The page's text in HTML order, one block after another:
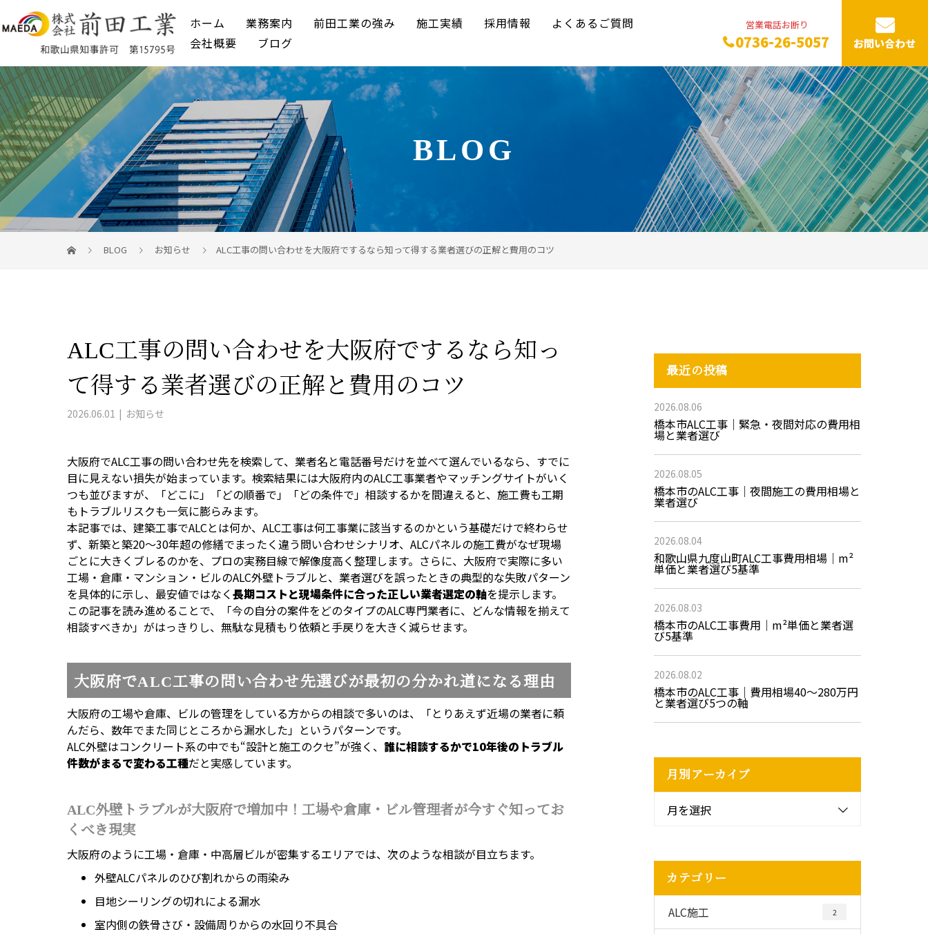
ホーム 業務案内 前田工業の強み 施工実績 採用情報
よくあるご質問
会社概要
ブログ
営業電話お断り
0736-26-5057 お問い合わせ
BLOG
BLOG お知らせ ALC工事の問い合わせを大阪府でするなら知って得する業者選びの正解と費用のコツ
ALC工事の問い合わせを大阪府でするなら知っ
て得する業者選びの正解と費用のコツ
2026.06.01 お知らせ
大阪府でALC工事の問い合わせ先を検索して、業者名と電話番号だけを並べて選んでいるなら、すでに
目に見えない損失が始まっています。検索結果には大阪府内のALC工事業者やマッチングサイトがいく
つも並びますが、「どこに」「どの順番で」「どの条件で」相談するかを間違えると、施工費も工期
もトラブルリスクも一気に膨らみます。
本記事では、建築工事でALCとは何か、ALC工事は何工事業に該当するのかという基礎だけで終わらせ
ず、新築と築20〜30年超の修繕でまったく違う問い合わせシナリオ、ALCパネルの施工費がなぜ現場
ごとに大きくブレるのかを、プロの実務目線で解像度高く整理します。さらに、大阪府で実際に多い
工場・倉庫・マンション・ビルのALC外壁トラブルと、業者選びを誤ったときの典型的な失敗パターン
を具体的に示し、最安値ではなく長期コストと現場条件に合った正しい業者選定の軸を提示します。
この記事を読み進めることで、「今の自分の案件をどのタイプのALC専門業者に、どんな情報を揃えて
相談すべきか」がはっきりし、無駄な見積もり依頼と手戻りを大きく減らせます。
大阪府でALC工事の問い合わせ先選びが最初の分かれ道になる理由
大阪府の工場や倉庫、ビルの管理をしている方からの相談で多いのは、「とりあえず近場の業者に頼
んだら、数年でまた同じところから漏水した」というパターンです。
ALC外壁はコンクリート系の中でも“設計と施工のクセ”が強く、 誰に相談するかで10年後のトラブル
件数がまるで変わる工種だと実感しています。
ALC外壁トラブルが大阪府で増加中！工場や倉庫・ビル管理者が今すぐ知ってお
くべき現実
大阪府のように工場・倉庫・中高層ビルが密集するエリアでは、次のような相談が目立ちます。
外壁ALCパネルのひび割れからの雨染み
目地シーリングの切れによる漏水
室内側の鉄骨さび・設備周りからの水回り不具合
最近の投稿
2026.08.06
橋本市ALC工事｜緊急・夜間対応の費用相
場と業者選び
2026.08.05
橋本市のALC工事｜夜間施工の費用相場と
業者選び
2026.08.04
和歌山県九度山町ALC工事費用相場｜m²
単価と業者選び5基準
2026.08.03
橋本市のALC工事費用｜m²単価と業者選
び5基準
2026.08.02
橋本市のALC工事｜費用相場40〜280万円
と業者選び5つの軸
月別アーカイブ
月を選択
カテゴリー
ALC施工 2